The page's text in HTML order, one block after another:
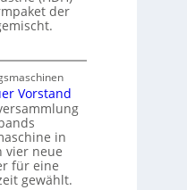
der
Vorstand
in
vier neue
für eine
gewählt.